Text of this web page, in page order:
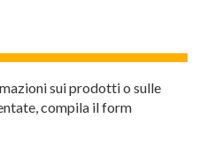
sui prodotti o sulle
compila il form